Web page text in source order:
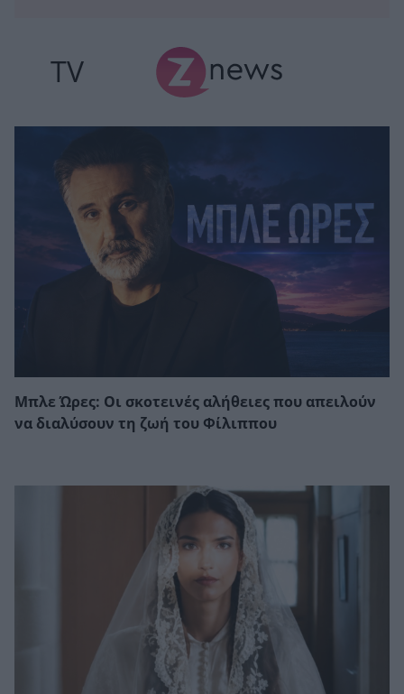
TV
Μπλε Ώρες: Οι σκοτεινές αλήθειες που απειλούν
να διαλύσουν τη ζωή του Φίλιππου